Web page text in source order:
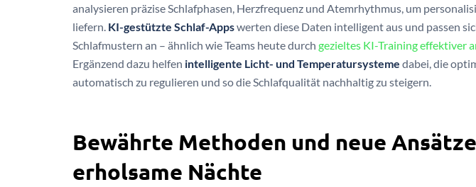
analysieren präzise Schlafphasen, Herzfrequenz und Atemrhythmus, um
liefern. KI-gestützte Schlaf-Appswerten diese Daten intelligent aus und passen
Schlafmustern an – ähnlich wie Teams heute durch gezieltes KI-Training effektiver
Ergänzend dazu helfen intelligente Licht- und Temperatursysteme dabei, die
automatisch zu regulieren und so die Schlafqualität nachhaltig zu steigern.
Bewährte Methoden und neue
erholsame Nächte